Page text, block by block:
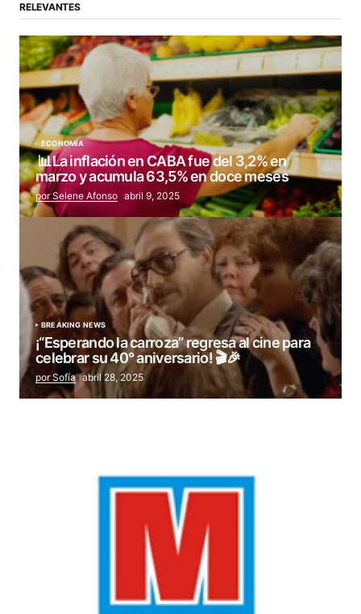
RELEVANTES
ECONOMÍA
📊La inflación en CABA fue del 3,2% en
marzo y acumula 63,5% en doce meses
por Selene Afonso abril 9, 2025
BREAKING NEWS
¡“Esperando la carroza” regresa al cine para
celebrar su 40° aniversario! 🎬🎉
por Sofía abril 28, 2025